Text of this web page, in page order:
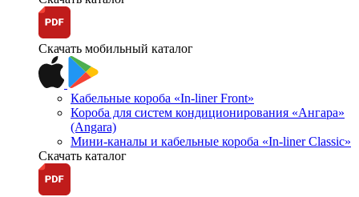
Скачать мобильный каталог
Кабельные короба «In-liner Front»
Короба для систем кондиционирования «Ангара»
(Angara)
Мини-каналы и кабельные короба «In-liner Classic»
Скачать каталог